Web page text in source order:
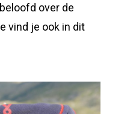
over de
vind je ook in dit